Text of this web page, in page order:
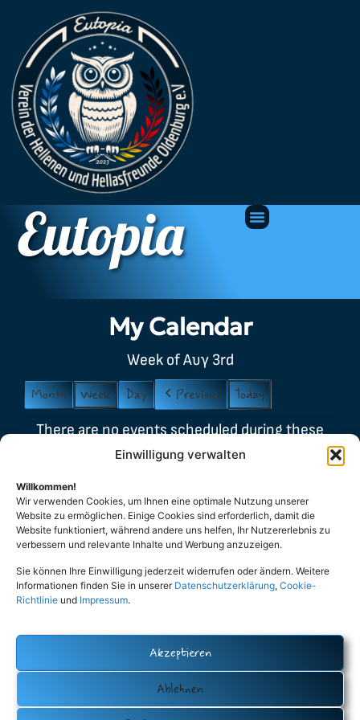
Einwilligung verwalten
Willkommen!
Wir verwenden Cookies, um Ihnen eine optimale Nutzung unserer
Website zu ermöglichen. Einige Cookies sind erforderlich, damit die
Website funktioniert, während andere uns helfen, Ihr Nutzererlebnis zu
verbessern und relevante Inhalte und Werbung anzuzeigen.
Sie können Ihre Einwilligung jederzeit widerrufen oder ändern. Weitere
Informationen finden Sie in unserer Datenschutzerklärung, Cookie-
Richtlinie und Impressum.
Akzeptieren
Ablehnen
Eutopia
My Calendar
Week of Αυγ 3rd
Month Week Day Previous Today
There are no events scheduled during these
dates.
Event
Categories
Stammtisch
Βασιλόπιτα
Λαμπάδες
Μελομακάρονα
Πάσχα
All Categories
PrintView
Datenschutz (Privacy Policy) Cookie-Policy (EU) Impressum
Eutopia – Verein der Hellenen und Hellasfreunde Oldenburg e.V